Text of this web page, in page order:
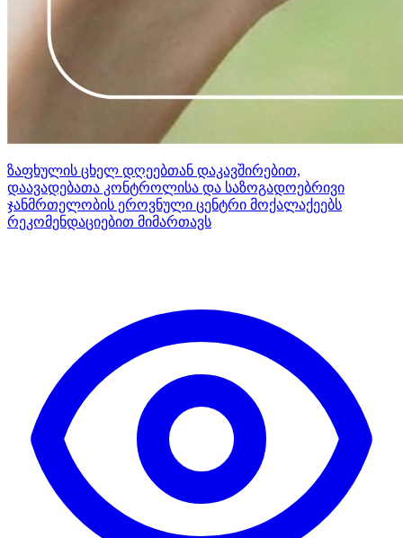
ზაფხულის ცხელ დღეებთან დაკავშირებით,
დაავადებათა კონტროლისა და საზოგადოებრივი
ჯანმრთელობის ეროვნული ცენტრი მოქალაქეებს
რეკომენდაციებით მიმართავს